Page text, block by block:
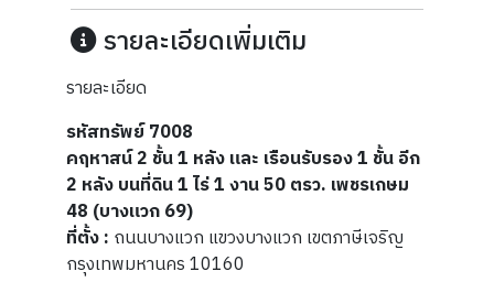
รายละเอียดเพิ่มเติม
รายละเอียด
รหัสทรัพย์ 7008
คฤหาสน์ 2 ชั้น 1 หลัง และ เรือนรับรอง 1 ชั้น อีก
2 หลัง บนที่ดิน 1 ไร่ 1 งาน 50 ตรว. เพชรเกษม
48 (บางแวก 69)
ที่ตั้ง : ถนนบางแวก แขวงบางแวก เขตภาษีเจริญ
กรุงเทพมหานคร 10160